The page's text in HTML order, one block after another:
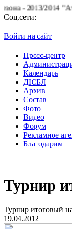
2014 "Атаман"
Соц.сети:
Войти на сайт
Пресс-центр
Календарь
ДЮБЛ
Архив
Состав
Фото
Видео
Форум
Рекламное
Благодарим
Турнир
Турнир итоговый
19.04.2012